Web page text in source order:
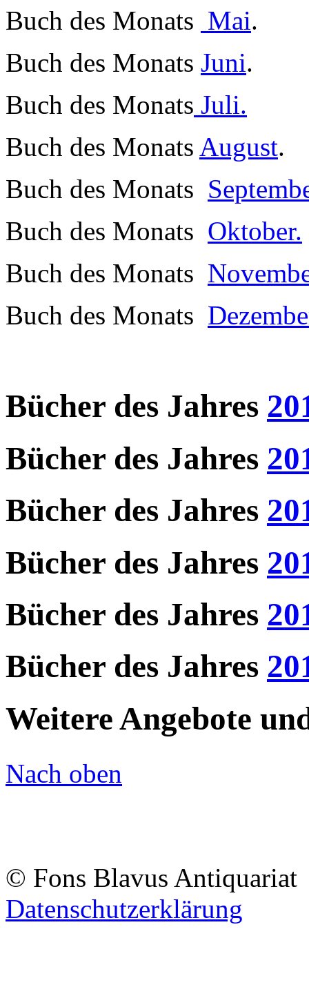
Buch des Monats Mai.
Buch des Monats Juni.
Buch des Monats Juli.
Buch des Monats August.
Buch des Monats
Buch des Monats Oktober.
Buch des Monats
Buch des Monats
Bücher des Jahres
Bücher des Jahres
Bücher des Jahres
Bücher des Jahres
Bücher des Jahres
Bücher des Jahres
Weitere Angebote
Nach oben
© Fons Blavus
Datenschutzerklärung